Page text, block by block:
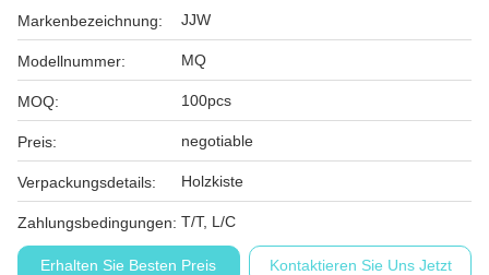
Markenbezeichnung: JJW
Modellnummer: MQ
MOQ: 100pcs
Preis: negotiable
Verpackungsdetails: Holzkiste
Zahlungsbedingungen: T/T, L/C
Erhalten Sie Besten Preis Kontaktieren Sie Uns Jetzt